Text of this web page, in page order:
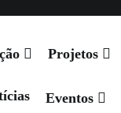
Projetos
Eventos
Agenda Contactos